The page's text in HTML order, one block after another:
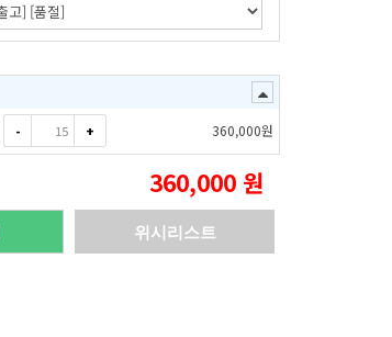
- + 360,000원
360,000 원
위시리스트